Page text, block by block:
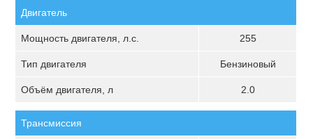
Двигатель
Мощность двигателя, л.с. 255
Тип двигателя Бензиновый
Объём двигателя, л 2.0
Трансмиссия